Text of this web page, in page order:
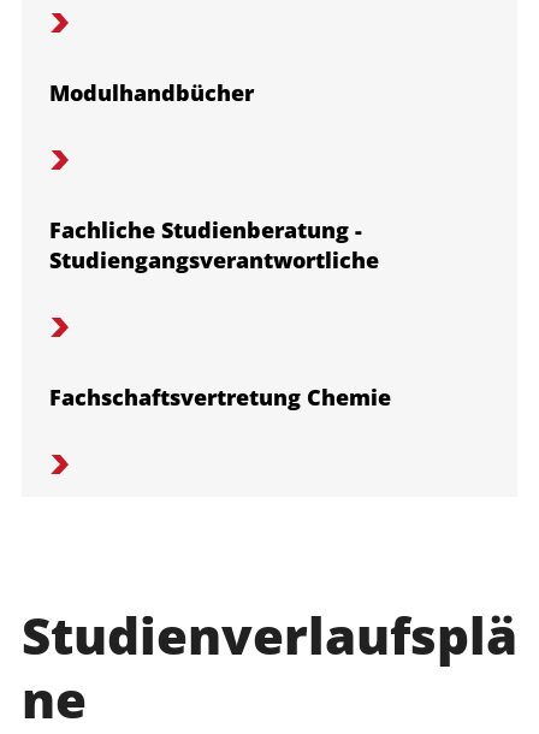
Modulhandbücher
Fachliche Studienberatung -
Studiengangsverantwortliche
Fachschaftsvertretung Chemie
Studienverlaufsplä
ne